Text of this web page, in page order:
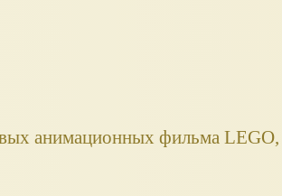
анимационных фильма LEGO,